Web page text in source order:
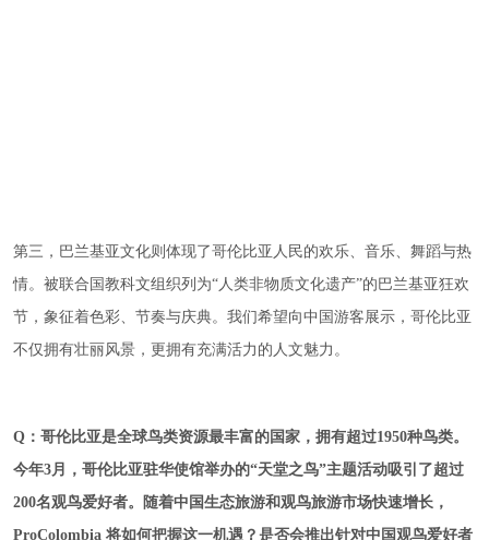
第三，巴兰基亚文化则体现了哥伦比亚人民的欢乐、音乐、舞蹈与热
情。被联合国教科文组织列为“人类非物质文化遗产”的巴兰基亚狂欢
节，象征着色彩、节奏与庆典。我们希望向中国游客展示，哥伦比亚
不仅拥有壮丽风景，更拥有充满活力的人文魅力。
Q ： 哥伦比亚是全球鸟类资源最丰富的国家，拥有超过1950种鸟类。
今年3月，哥伦比亚驻华使馆举办的“天堂之鸟”主题活动吸引了超过
200名观鸟爱好者。随着中国生态旅游和观鸟旅游市场快速增长，
ProColombia 将如何把握这一机遇？是否会推出针对中国观鸟爱好者